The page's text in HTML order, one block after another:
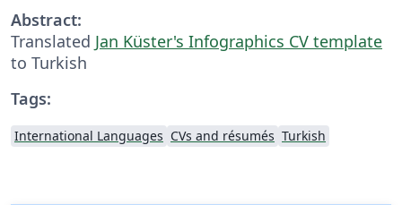
Abstract:
Translated Jan Küster's Infographics CV template
to Turkish
Tags:
International Languages CVs and résumés Turkish